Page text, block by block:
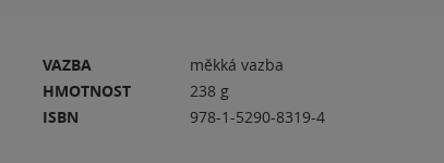
VAZBA
měkká vazba
HMOTNOST
238 g
ISBN
978-1-5290-8319-4